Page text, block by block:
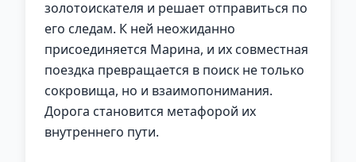
золотоискателя и решает отправиться по
его следам. К ней неожиданно
присоединяется Марина, и их совместная
поездка превращается в поиск не только
сокровища, но и взаимопонимания.
Дорога становится метафорой их
внутреннего пути.